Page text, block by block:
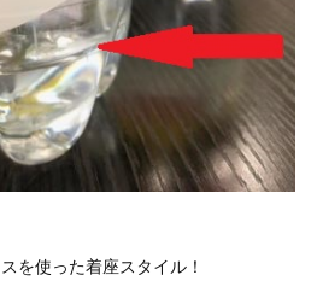
を使った着座スタイル！